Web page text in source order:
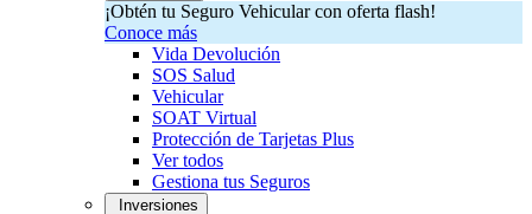
¡Obtén tu Seguro Vehicular con oferta flash!
Conoce más
Vida Devolución
SOS Salud
Vehicular
SOAT Virtual
Protección de Tarjetas Plus
Ver todos
Gestiona tus Seguros
Inversiones